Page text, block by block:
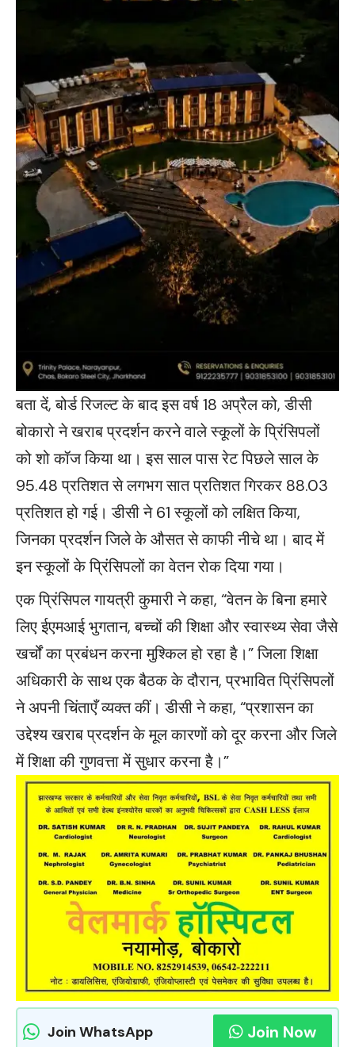
बता दें, बोर्ड रिजल्ट के बाद इस वर्ष 18 अप्रैल को, डीसी
बोकारो ने खराब प्रदर्शन करने वाले स्कूलों के प्रिंसिपलों
को शो कॉज किया था। इस साल पास रेट पिछले साल के
95.48 प्रतिशत से लगभग सात प्रतिशत गिरकर 88.03
प्रतिशत हो गई। डीसी ने 61 स्कूलों को लक्षित किया,
जिनका प्रदर्शन जिले के औसत से काफी नीचे था। बाद में
इन स्कूलों के प्रिंसिपलों का वेतन रोक दिया गया।
एक प्रिंसिपल गायत्री कुमारी ने कहा, “वेतन के बिना हमारे
लिए ईएमआई भुगतान, बच्चों की शिक्षा और स्वास्थ्य सेवा जैसे
खर्चों का प्रबंधन करना मुश्किल हो रहा है।” जिला शिक्षा
अधिकारी के साथ एक बैठक के दौरान, प्रभावित प्रिंसिपलों
ने अपनी चिंताएँ व्यक्त कीं। डीसी ने कहा, “प्रशासन का
उद्देश्य खराब प्रदर्शन के मूल कारणों को दूर करना और जिले
में शिक्षा की गुणवत्ता में सुधार करना है।”
Join WhatsApp Join Now